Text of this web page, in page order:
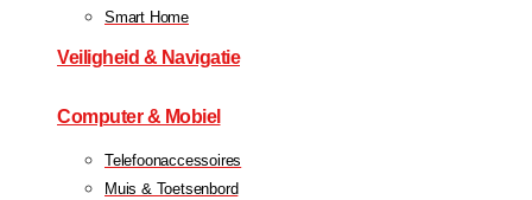
Smart Home
Veiligheid & Navigatie
Computer & Mobiel
Telefoonaccessoires
Muis & Toetsenbord